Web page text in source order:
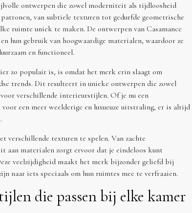
ontwerpen die zowel moderniteit als tijdloosheid
van subtiele texturen tot gedurfde geometrische
ruimte uniek te maken. De ontwerpen van Casamance
hun gebruik van hoogwaardige materialen, waardoor ze
en functioneel.
zo populair is, is omdat het merk erin slaagt om
trends. Dit resulteert in unieke ontwerpen die zowel
verschillende interieurstijlen. Of je nu een
een meer weelderige en luxueuze uitstraling, er is altijd
verschillende texturen te spelen. Van zachte
aan materialen zorgt ervoor dat je eindeloos kunt
veelzijdigheid maakt het merk bijzonder geliefd bij
naar iets speciaals om hun ruimtes mee te verfraaien.
die passen bij elke kamer